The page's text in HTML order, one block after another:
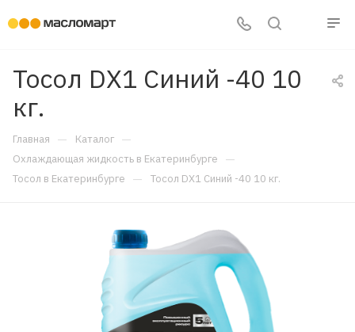
Тосол DX1 Синий -40 10
кг.
Главная — Каталог —
Охлаждающая жидкость в Екатеринбурге —
Тосол в Екатеринбурге — Тосол DX1 Синий -40 10 кг.